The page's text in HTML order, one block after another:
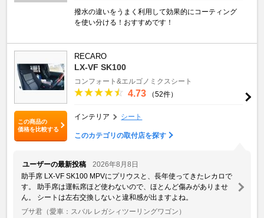
撥水の違いをうまく利用して効果的にコーティング
を使い分ける！おすすめです！
この商品の
価格を比較する
RECARO
LX-VF SK100
コンフォート&エルゴノミクスシート
4.73 （52件）
インテリア シート
このカテゴリの取付店を探す
ユーザーの最新投稿
2026年8月8日
助手席 LX-VF SK100 MPVにプリウスと、長年使ってきたレカロで
す。 助手席は運転席ほど使わないので、ほとんど傷みがありませ
ん。 シートは左右交換しないと違和感が出ますよね。
ブサ君 （愛車：スバル レガシィツーリングワゴン）